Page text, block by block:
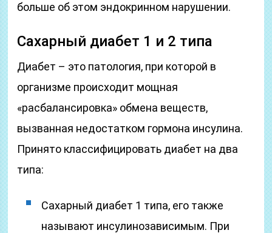
больше об этом эндокринном нарушении.
Сахарный диабет 1 и 2 типа
Диабет – это патология, при которой в
организме происходит мощная
«расбалансировка» обмена веществ,
вызванная недостатком гормона инсулина.
Принято классифицировать диабет на два
типа:
Сахарный диабет 1 типа, его также
называют инсулинозависимым. При